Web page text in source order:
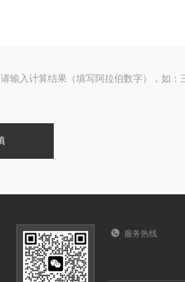
请输入计算结果（填写阿拉伯数字），如：
服务热线